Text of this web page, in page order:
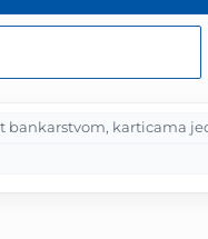
karticama